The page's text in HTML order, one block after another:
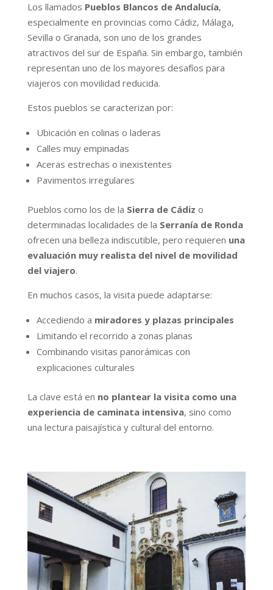
Los llamados Pueblos Blancos de Andalucía,
especialmente en provincias como Cádiz, Málaga,
Sevilla o Granada, son uno de los grandes
atractivos del sur de España. Sin embargo, también
representan uno de los mayores desafíos para
viajeros con movilidad reducida.
Estos pueblos se caracterizan por:
Ubicación en colinas o laderas
Calles muy empinadas
Aceras estrechas o inexistentes
Pavimentos irregulares
Pueblos como los de la Sierra de Cádiz o
determinadas localidades de la Serranía de Ronda
ofrecen una belleza indiscutible, pero requieren una
evaluación muy realista del nivel de movilidad
del viajero.
En muchos casos, la visita puede adaptarse:
Accediendo a miradores y plazas principales
Limitando el recorrido a zonas planas
Combinando visitas panorámicas con
explicaciones culturales
La clave está en no plantear la visita como una
experiencia de caminata intensiva, sino como
una lectura paisajística y cultural del entorno.